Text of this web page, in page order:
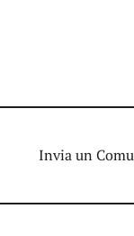
Invia un